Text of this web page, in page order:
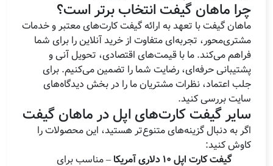
چرا ماهان گیفت انتخاب برتر است؟
ماهان گیفت با تعهد به ارائه گیفت کارت‌های معتبر و خدمات
مشتری‌محور، تجربه‌ای متفاوت از خرید آنلاین را برای شما
فراهم می‌کند. ما با قیمت‌های اقتصادی، تحویل آنی و
پشتیبانی حرفه‌ای، رضایت شما را تضمین می‌کنیم. برای
جلب اعتماد، نظرات مشتریان ما را در بخش دیدگاه‌های
سایت بررسی کنید.
سایر گیفت کارت‌های اپل در ماهان گیفت
اگر به دنبال گزینه‌های متنوع‌تر هستید، این محصولات را
کاوش کنید:
گیفت کارت اپل 10 دلاری آمریکا
– مناسب برای